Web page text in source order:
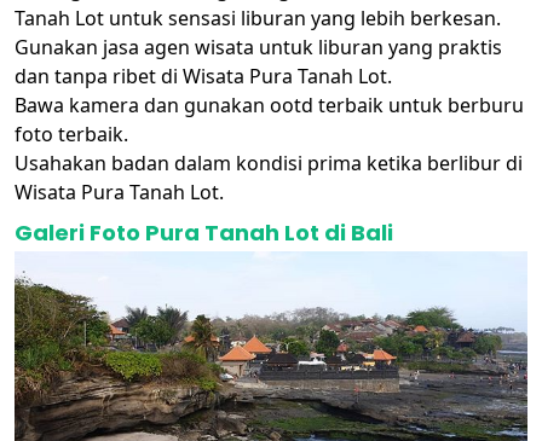
Tanah Lot untuk sensasi liburan yang lebih berkesan.
Gunakan jasa agen wisata untuk liburan yang praktis
dan tanpa ribet di Wisata Pura Tanah Lot.
Bawa kamera dan gunakan ootd terbaik untuk berburu
foto terbaik.
Usahakan badan dalam kondisi prima ketika berlibur di
Wisata Pura Tanah Lot.
Galeri Foto Pura Tanah Lot di Bali